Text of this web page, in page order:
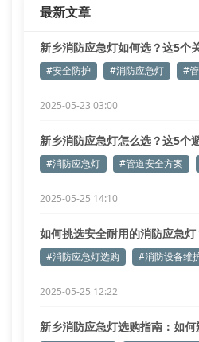
最新文章
新乡消防应急灯如何选？这5个
#安全防护 #消防应急灯 #
2025-05-23 03:00
新乡消防应急灯怎么选？这5个
#消防应急灯 #管道安全方案
2025-05-25 14:10
如何挑选安全耐用的消防应急
略！
#消防应急灯选购 #消防设备维
2025-05-25 12:22
新乡消防应急灯选购指南：如何